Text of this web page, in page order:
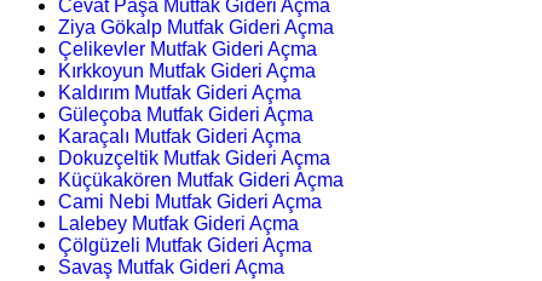
Cevat Paşa Mutfak Gideri Açma
Ziya Gökalp Mutfak Gideri Açma
Çelikevler Mutfak Gideri Açma
Kırkkoyun Mutfak Gideri Açma
Kaldırım Mutfak Gideri Açma
Güleçoba Mutfak Gideri Açma
Karaçalı Mutfak Gideri Açma
Dokuzçeltik Mutfak Gideri Açma
Küçükakören Mutfak Gideri Açma
Cami Nebi Mutfak Gideri Açma
Lalebey Mutfak Gideri Açma
Çölgüzeli Mutfak Gideri Açma
Savaş Mutfak Gideri Açma